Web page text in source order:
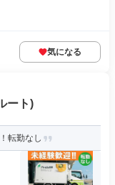
気になる
ート)
転勤なし